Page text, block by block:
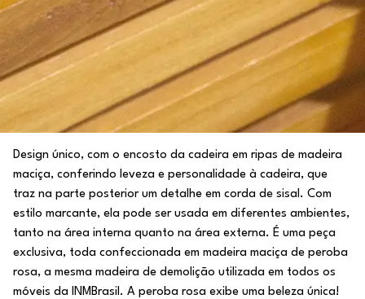
Design único, com o encosto da cadeira em ripas de madeira
maciça, conferindo leveza e personalidade à cadeira, que
traz na parte posterior um detalhe em corda de sisal. Com
estilo marcante, ela pode ser usada em diferentes ambientes,
tanto na área interna quanto na área externa. É uma peça
exclusiva, toda confeccionada em madeira maciça de peroba
rosa, a mesma madeira de demolição utilizada em todos os
móveis da INMBrasil. A peroba rosa exibe uma beleza única!